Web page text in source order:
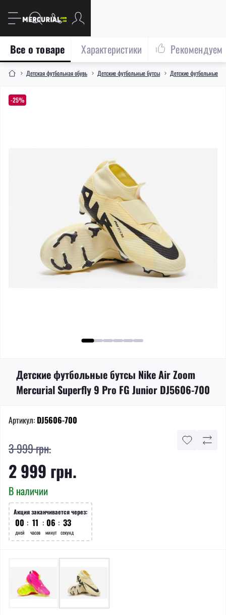
Детская футбольная обувь Детские футбольные бутсы Детские футбольные
Все о товаре Характеристики Рекомендуем
-25%
Детские футбольные бутсы Nike Air Zoom
Mercurial Superfly 9 Pro FG Junior DJ5606-700
Артикул: DJ5606-700
3 999 грн.
2 999 грн.
В наличии
Акция заканчивается через:
00
дней
: 11
часов
: 06
минут
: 33
секунд